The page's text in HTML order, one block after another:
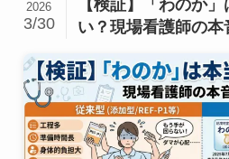
【検証】「わのか
い？現場看護師の本
2026
3/30